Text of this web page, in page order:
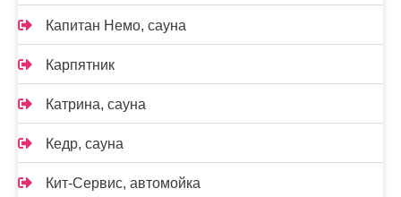
Капитан Немо, сауна
Карпятник
Катрина, сауна
Кедр, сауна
Кит-Сервис, автомойка